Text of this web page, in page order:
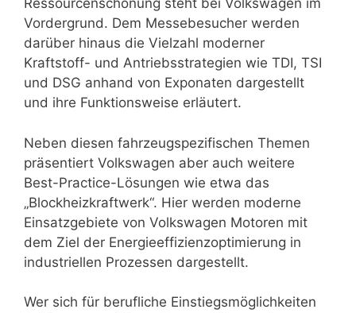
Ressourcenschonung steht bei Volkswagen im
Vordergrund. Dem Messebesucher werden
darüber hinaus die Vielzahl moderner
Kraftstoff- und Antriebsstrategien wie TDI, TSI
und DSG anhand von Exponaten dargestellt
und ihre Funktionsweise erläutert.
Neben diesen fahrzeugspezifischen Themen
präsentiert Volkswagen aber auch weitere
Best-Practice-Lösungen wie etwa das
„Blockheizkraftwerk“. Hier werden moderne
Einsatzgebiete von Volkswagen Motoren mit
dem Ziel der Energieeffizienzoptimierung in
industriellen Prozessen dargestellt.
Wer sich für berufliche Einstiegsmöglichkeiten